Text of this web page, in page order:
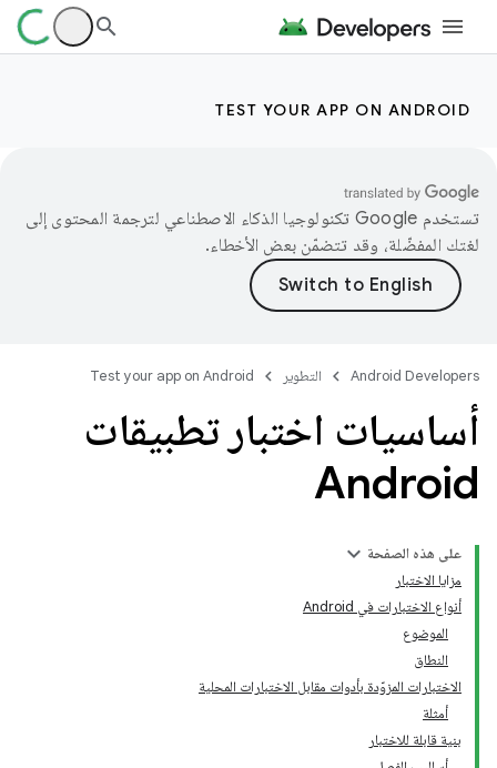
TEST YOUR APP ON ANDROID
تستخدم Google تكنولوجيا الذكاء الاصطناعي لترجمة المحتوى إلى
لغتك المفضّلة، وقد تتضمّن بعض الأخطاء.
Android Developers التطوير Test your app on Android
أساسيات اختبار تطبيقات
Android
على هذه الصفحة
مزايا الاختبار
أنواع الاختبارات في Android
الموضوع
النطاق
الاختبارات المزوّدة بأدوات مقابل الاختبارات المحلية
أمثلة
بنية قابلة للاختبار